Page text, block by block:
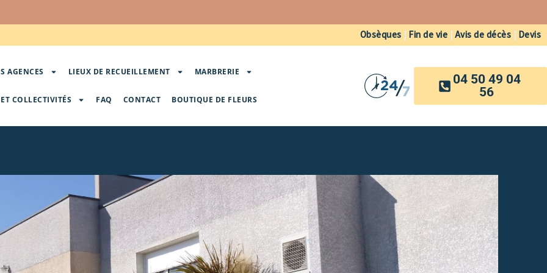
Obsèques
Fin de vie Avis de décès Devis
AGENCES LIEUX DE RECUEILLEMENT MARBRERIE
COLLECTIVITÉS FAQ CONTACT BOUTIQUE DE FLEURS
04 50 49 04
56